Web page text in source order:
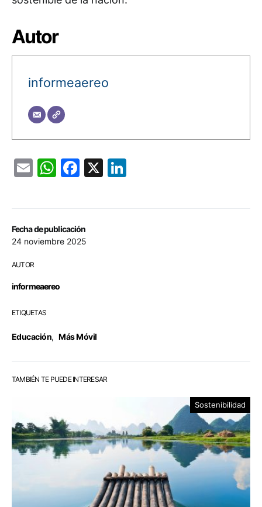
Fecha de publicación
24 noviembre 2025
AUTOR
informeaereo
ETIQUETAS
Educación, Más Móvil
Autor
informeaereo
EmailWhatsApp
Facebook
X
TAMBIÉN TE PUEDE INTERESAR
Sostenibilidad